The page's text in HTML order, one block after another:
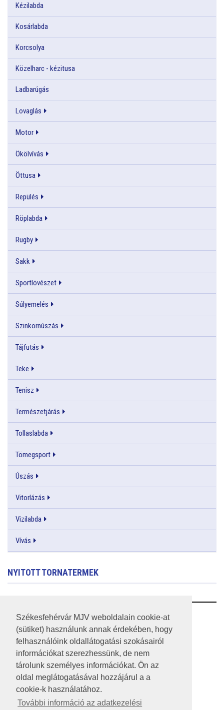
Székesfehérvár MJV weboldalain cookie-at
(sütiket) használunk annak érdekében, hogy
felhasználóink oldallátogatási szokásairól
információkat szerezhessünk, de nem
tárolunk személyes információkat. Ön az
oldal meglátogatásával hozzájárul a a
cookie-k használatához.
További információ az adatkezelési
Kézilabda
Kosárlabda
Korcsolya
Közelharc - kézitusa
Ladbarúgás
Lovaglás
Motor
Ökölvívás
Öttusa
Repülés
Röplabda
Rugby
Sakk
Sportlövészet
Súlyemelés
Szinkornúszás
Tájfutás
Teke
Tenisz
Természetjárás
Tollaslabda
Tömegsport
Úszás
Vitorlázás
Vizilabda
Vívás
NYITOTT TORNATERMEK
RSS
A HONLAP 2017.03.31-I ÁLLAPOTA
JOGI NYILATKOZAT
IMPRESSZUM